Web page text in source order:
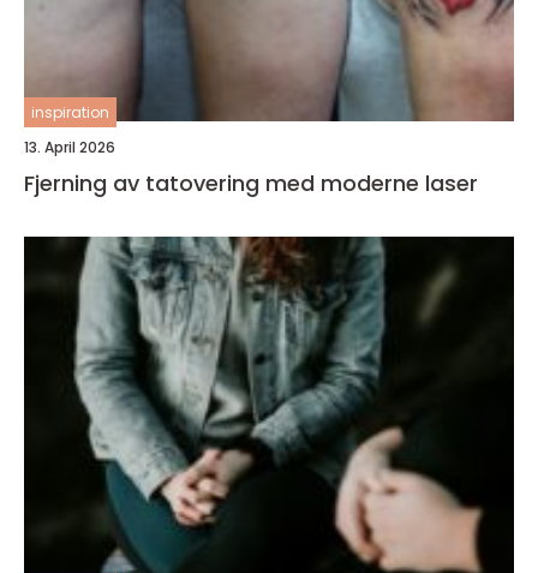
inspiration
13. April 2026
Fjerning av tatovering med moderne laser